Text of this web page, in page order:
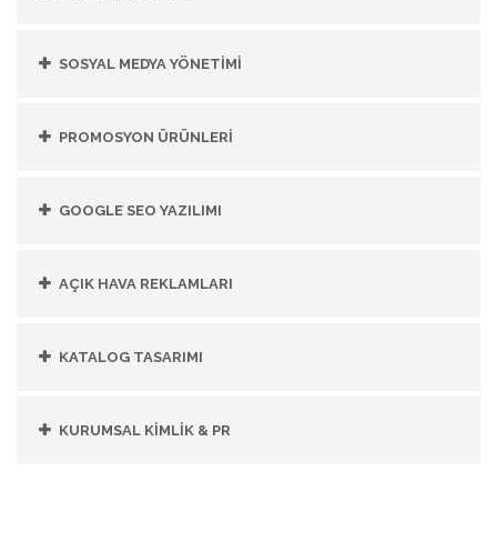
SOSYAL MEDYA YÖNETİMİ
PROMOSYON ÜRÜNLERİ
GOOGLE SEO YAZILIMI
AÇIK HAVA REKLAMLARI
KATALOG TASARIMI
KURUMSAL KİMLİK & PR